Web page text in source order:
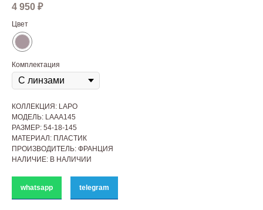
4 950 ₽
Цвет
Комплектация
КОЛЛЕКЦИЯ: LAPO
МОДЕЛЬ: LAAA145
РАЗМЕР: 54-18-145
МАТЕРИАЛ: ПЛАСТИК
ПРОИЗВОДИТЕЛЬ: ФРАНЦИЯ
НАЛИЧИЕ: В НАЛИЧИИ
whatsapp telegram